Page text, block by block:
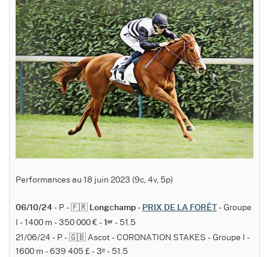
Performances au 18 juin 2023 (9c, 4v, 5p)
06/10/24 - P - 🇫🇷 Longchamp - PRIX DE LA FORÊT- Groupe
I - 1400 m - 350 000 € - 1ᵉʳ - 51.5
21/06/24 - P - 🇬🇧 Ascot - CORONATION STAKES - Groupe I -
1600 m - 639 405 £ - 3ᵉ - 51.5